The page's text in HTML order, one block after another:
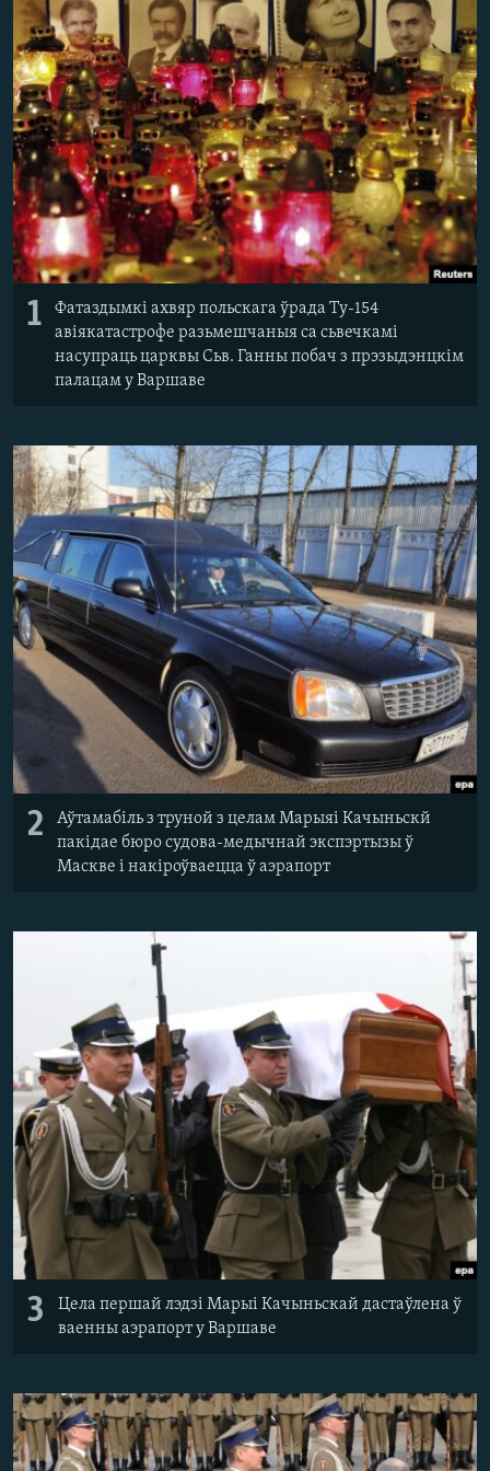
КУЛЬТУРА
КАЛЯНДАР
МОВА
НА ХВАЛЯХ СВАБОДЫ
1
Фатаздымкі ахвяр польскага ўрада Ту-154
авіякатастрофе разьмешчаныя са сьвечкамі
насупраць царквы Сьв. Ганны побач з прэзыдэнцкім
палацам у Варшаве
2
Аўтамабіль з труной з целам Марыяі Качыньскй
пакідае бюро судова-медычнай экспэртызы ў
Маскве і накіроўваецца ў аэрапорт
3
Цела першай лэдзі Марыі Качыньскай дастаўлена ў
ваенны аэрапорт у Варшаве